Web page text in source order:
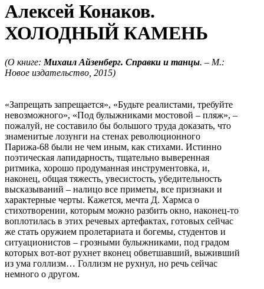
Алексей Конаков.
ХОЛОДНЫЙ КАМЕНЬ
(О книге: Михаил Айзенберг. Справки и танцы. – М.:
Новое издательство, 2015)
«Запрещать запрещается», «Будьте реалистами, требуйте
невозможного», «Под булыжниками мостовой – пляж», –
пожалуй, не составило бы большого труда доказать, что
знаменитые лозунги на стенах революционного
Парижа-68 были не чем иным, как стихами. Истинно
поэтическая лапидарность, тщательно выверенная
ритмика, хорошо продуманная инструментовка, и,
наконец, общая тяжесть, увесистость, убедительность
высказываний – налицо все приметы, все признаки и
характерные черты. Кажется, мечта Д. Хармса о
стихотворении, которым можно разбить окно, наконец-то
воплотилась в этих речевых артефактах, готовых сейчас
же стать оружием пролетариата и богемы, студентов и
ситуационистов – грозными булыжниками, под градом
которых вот-вот рухнет вконец обветшавший, выживший
из ума голлизм… Голлизм не рухнул, но речь сейчас
немного о другом.